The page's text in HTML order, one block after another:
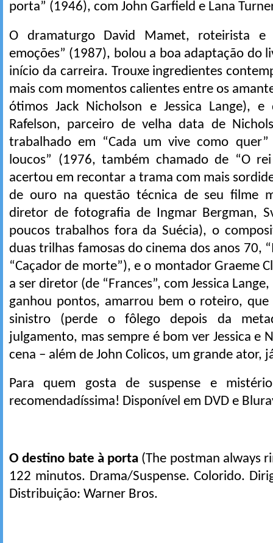
porta” (1946), com John Garfield e Lana
O dramaturgo David Mamet, roteirista
emoções” (1987), bolou a boa adaptação do
início da carreira. Trouxe ingredientes
mais com momentos calientes entre os
ótimos Jack Nicholson e Jessica Lange),
Rafelson, parceiro de velha data de
trabalhado em “Cada um vive como
loucos” (1976, também chamado de “O
acertou em recontar a trama com mais
de ouro na questão técnica de seu filme
diretor de fotografia de Ingmar Bergman,
poucos trabalhos fora da Suécia), o
duas trilhas famosas do cinema dos anos 70,
“Caçador de morte”), e o montador Graeme
a ser diretor (de “Frances”, com Jessica
ganhou pontos, amarrou bem o roteiro, que
sinistro (perde o fôlego depois da
julgamento, mas sempre é bom ver Jessica e
cena – além de John Colicos, um grande ator,
Para quem gosta de suspense e
recomendadíssima! Disponível em DVD e
O destino bate à porta (The postman always
122 minutos. Drama/Suspense. Colorido.
Distribuição: Warner Bros.